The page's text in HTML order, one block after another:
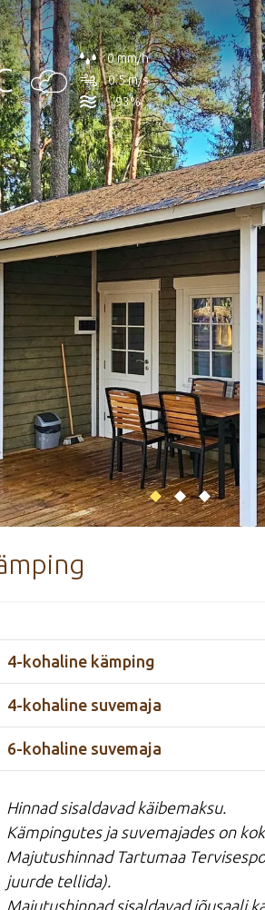
0 mm/h
0.5 m/s
93%
4-kohaline kämping
4-kohaline suvemaja
6-kohaline suvemaja
Hinnad sisaldavad käibemaksu.
Kämpingutes ja suvemajades on
Majutushinnad Tartumaa
juurde tellida).
Majutushinnad sisaldavad jõusaali